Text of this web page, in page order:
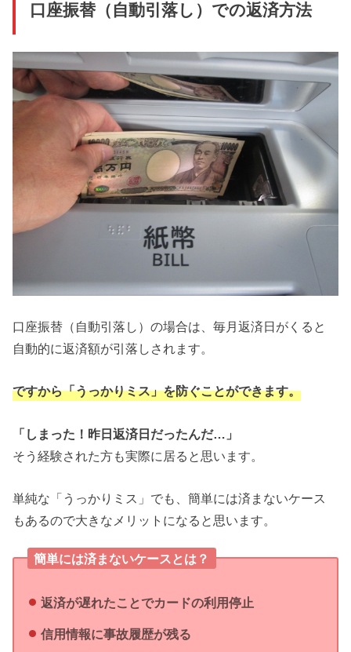
口座振替（自動引落し）での返済方法
口座振替（自動引落し）の場合は、毎月返済日がくると
自動的に返済額が引落しされます。
ですから「うっかりミス」を防ぐことができます。
「しまった！昨日返済日だったんだ…」
そう経験された方も実際に居ると思います。
単純な「うっかりミス」でも、簡単には済まないケース
もあるので大きなメリットになると思います。
簡単には済まないケースとは？
返済が遅れたことでカードの利用停止
信用情報に事故履歴が残る